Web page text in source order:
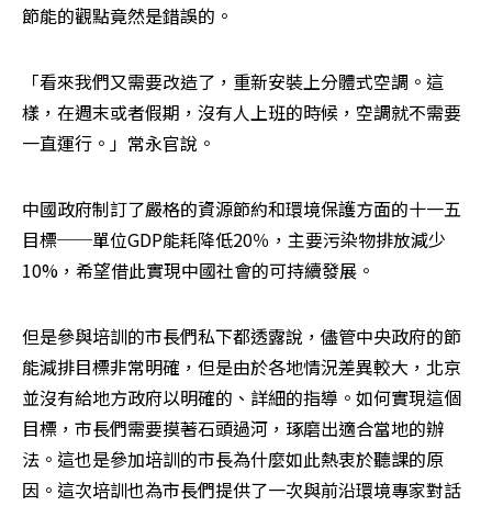
節能的觀點竟然是錯誤的。
「看來我們又需要改造了，重新安裝上分體式空調。這
樣，在週末或者假期，沒有人上班的時候，空調就不需要
一直運行。」常永官說。
中國政府制訂了嚴格的資源節約和環境保護方面的十一五
目標──單位GDP能耗降低20％，主要污染物排放減少
10%，希望借此實現中國社會的可持續發展。
但是參與培訓的市長們私下都透露說，儘管中央政府的節
能減排目標非常明確，但是由於各地情況差異較大，北京
並沒有給地方政府以明確的、詳細的指導。如何實現這個
目標，市長們需要摸著石頭過河，琢磨出適合當地的辦
法。這也是參加培訓的市長為什麼如此熱衷於聽課的原
因。這次培訓也為市長們提供了一次與前沿環境專家對話